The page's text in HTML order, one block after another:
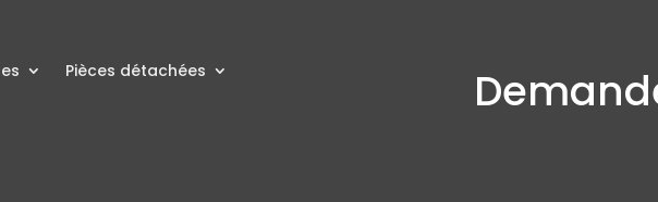
Pièces détachées